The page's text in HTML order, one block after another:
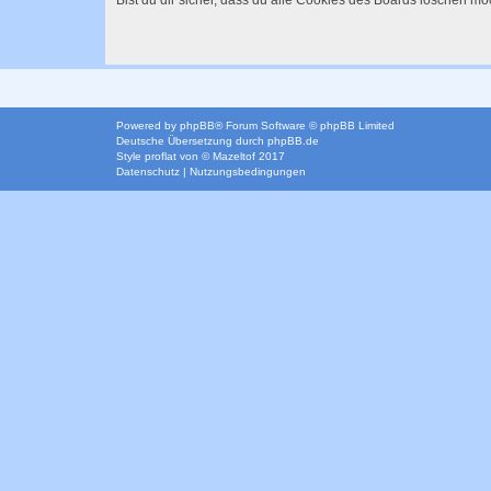
Powered by phpBB® Forum Software © phpBB Limited
Deutsche Übersetzung durch phpBB.de
Style proflat von ©Mazeltof 2017
Datenschutz | Nutzungsbedingungen